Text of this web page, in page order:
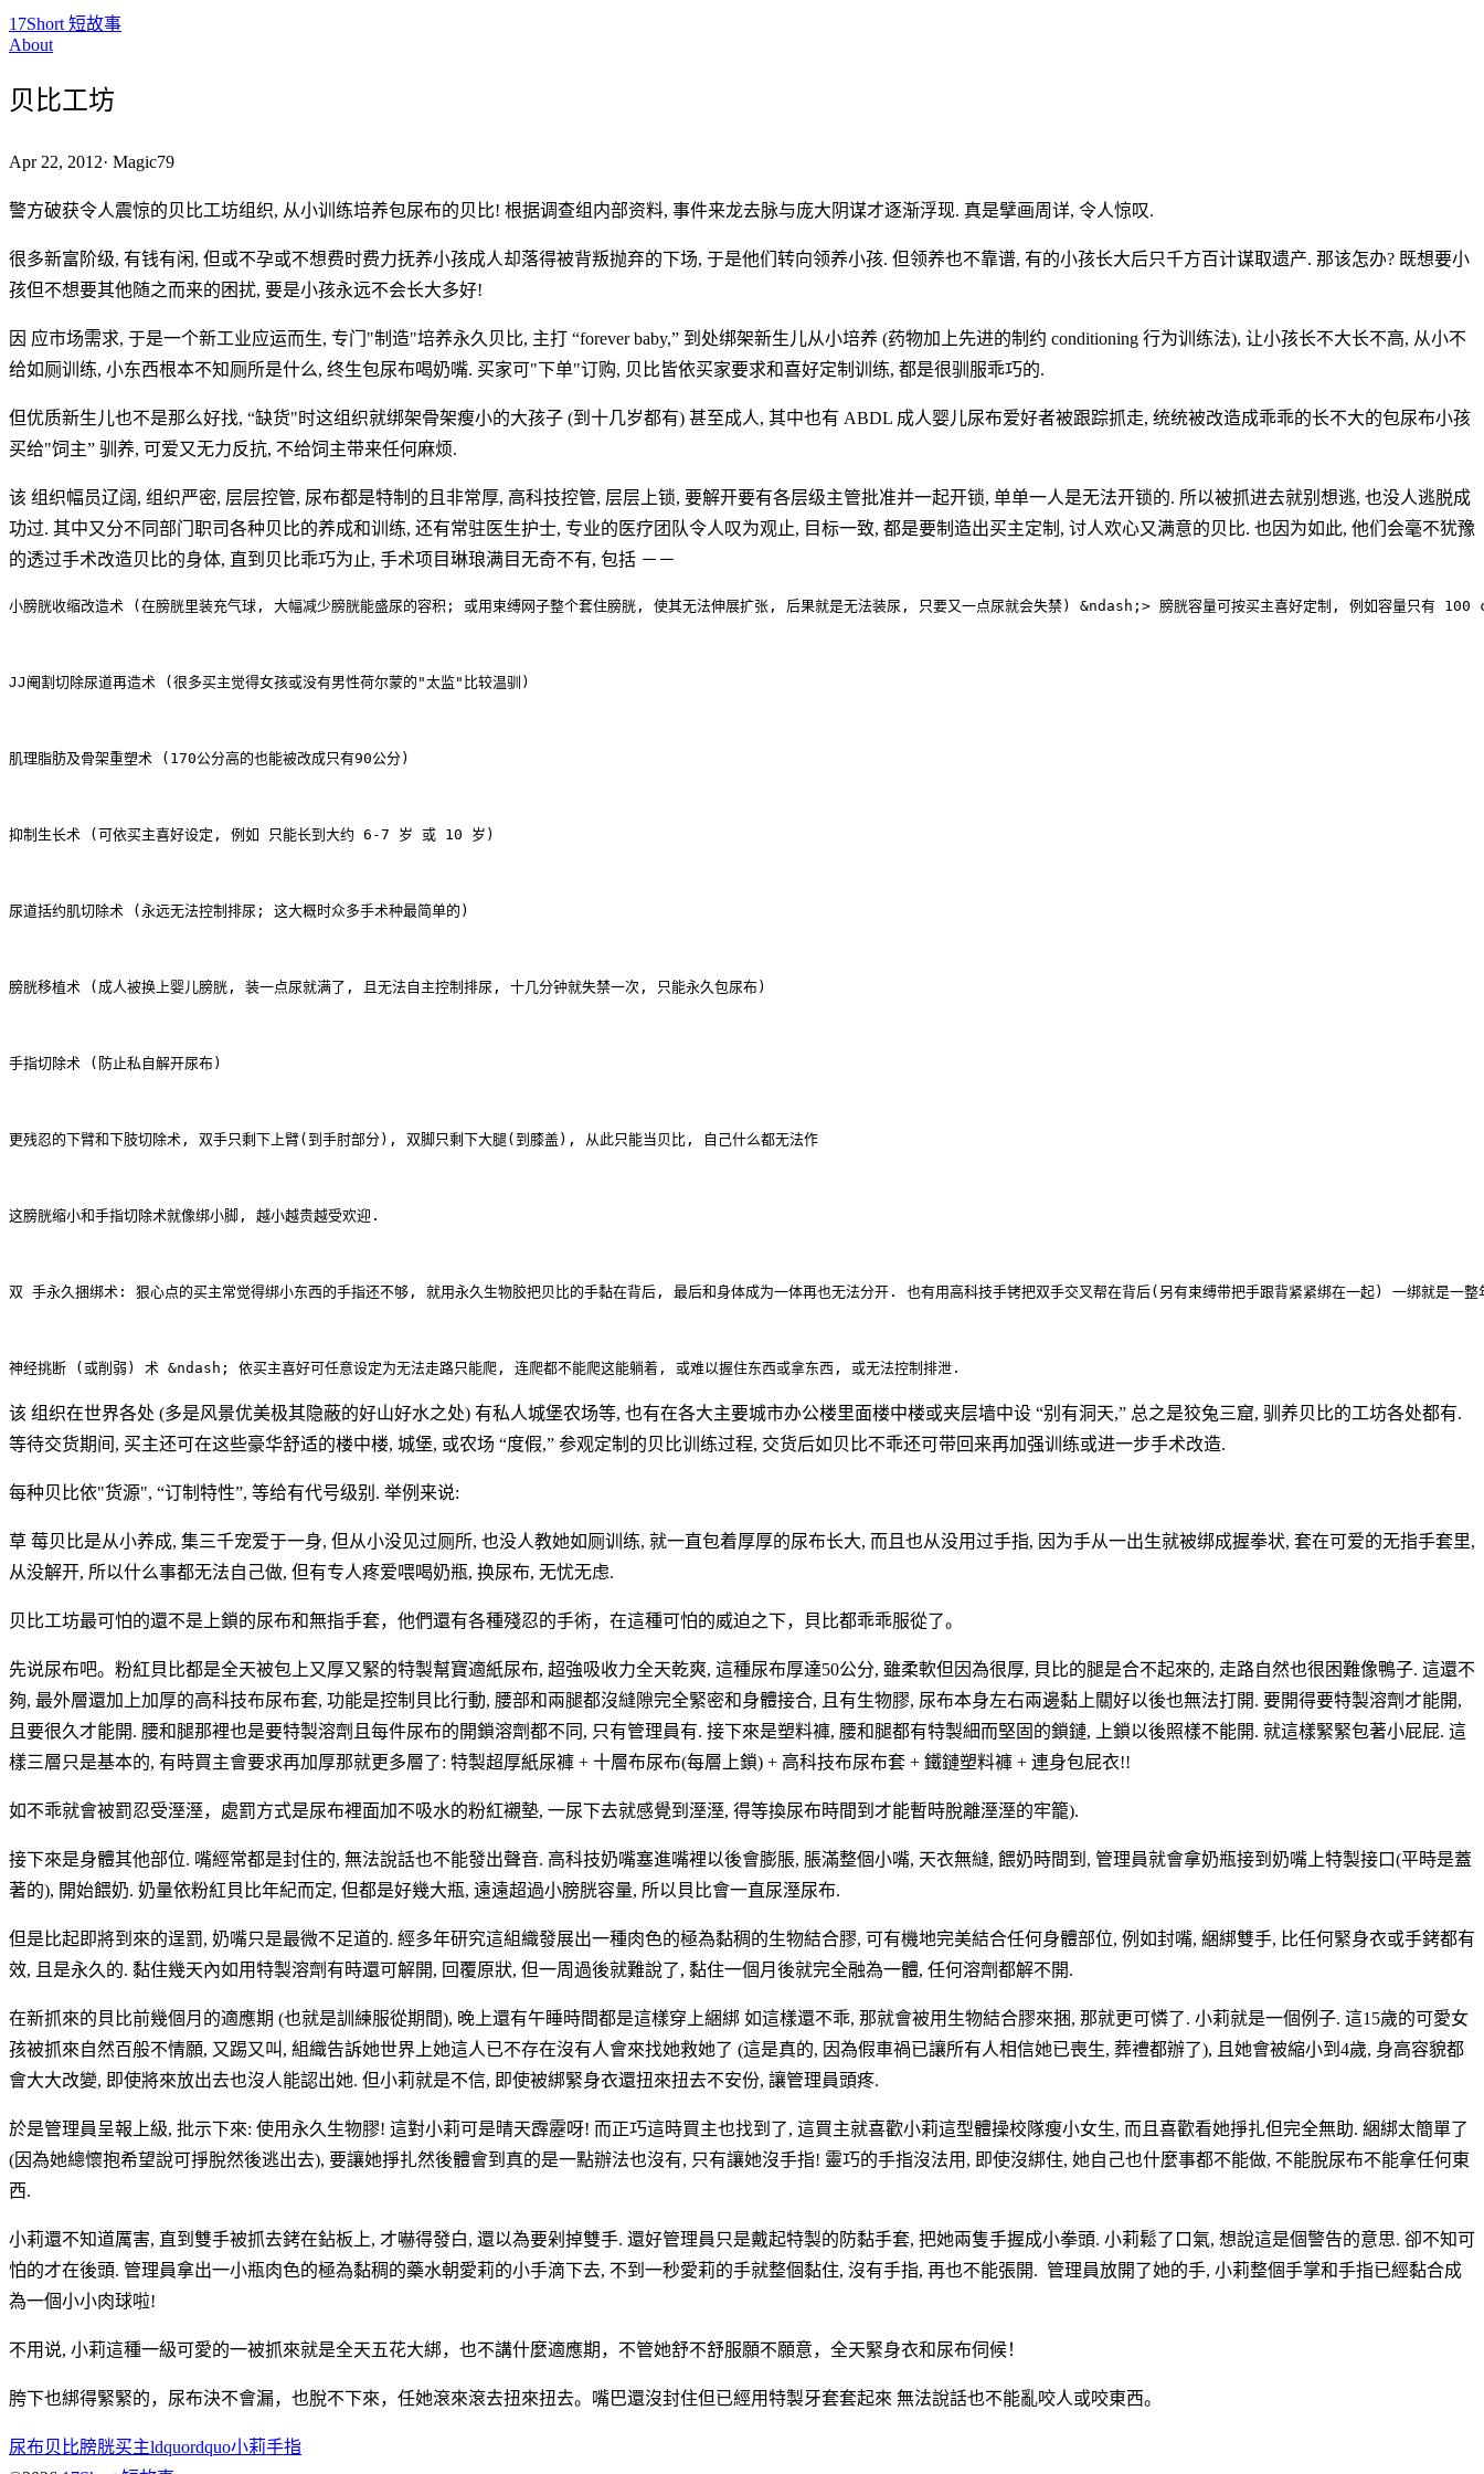
17Short 短故事
About
贝比工坊
Apr 22, 2012· Magic79
警方破获令人震惊的贝比工坊组织, 从小训练培养包尿布的贝比! 根据调查组内部资料, 事件来龙去脉与庞大阴谋才逐渐浮现. 真是擘画周详, 令人惊叹.
很多新富阶级, 有钱有闲, 但或不孕或不想费时费力抚养小孩成人却落得被背叛抛弃的下场, 于是他们转向领养小孩. 但领养也不靠谱, 有的小孩长大后只千方百计谋取遗产. 那该怎办? 既想要小
孩但不想要其他随之而来的困扰, 要是小孩永远不会长大多好!
因 应市场需求, 于是一个新工业应运而生, 专门"制造"培养永久贝比, 主打 “forever baby,” 到处绑架新生儿从小培养 (药物加上先进的制约 conditioning 行为训练法), 让小孩长不大长不高, 从小不
给如厕训练, 小东西根本不知厕所是什么, 终生包尿布喝奶嘴. 买家可"下单"订购, 贝比皆依买家要求和喜好定制训练, 都是很驯服乖巧的.
但优质新生儿也不是那么好找, “缺货"时这组织就绑架骨架瘦小的大孩子 (到十几岁都有) 甚至成人, 其中也有 ABDL 成人婴儿尿布爱好者被跟踪抓走, 统统被改造成乖乖的长不大的包尿布小孩
买给"饲主” 驯养, 可爱又无力反抗, 不给饲主带来任何麻烦.
该 组织幅员辽阔, 组织严密, 层层控管, 尿布都是特制的且非常厚, 高科技控管, 层层上锁, 要解开要有各层级主管批准并一起开锁, 单单一人是无法开锁的. 所以被抓进去就别想逃, 也没人逃脱成
功过. 其中又分不同部门职司各种贝比的养成和训练, 还有常驻医生护士, 专业的医疗团队令人叹为观止, 目标一致, 都是要制造出买主定制, 讨人欢心又满意的贝比. 也因为如此, 他们会毫不犹豫
的透过手术改造贝比的身体, 直到贝比乖巧为止, 手术项目琳琅满目无奇不有, 包括 －－
小膀胱收缩改造术 (在膀胱里装充气球, 大幅减少膀胱能盛尿的容积; 或用束缚网子整个套住膀胱, 使其无法伸展扩张, 后果就是无法装尿, 只要又一点尿就会失禁) &ndash;> 膀胱容量可按买主喜好定制, 例如容量只有
JJ阉割切除尿道再造术 (很多买主觉得女孩或没有男性荷尔蒙的 "太监" 比较温驯)
肌理脂肪及骨架重塑术 (170公分高的也能被改成只有90公分)
抑制生长术 (可依买主喜好设定, 例如 只能长到大约 6-7 岁 或 10 岁)
尿道括约肌切除术 (永远无法控制排尿; 这大概时众多手术种最简单的)
膀胱移植术 (成人被换上婴儿膀胱, 装一点尿就满了, 且无法自主控制排尿, 十几分钟就失禁一次, 只能永久包尿布)
手指切除术 (防止私自解开尿布)
更残忍的下臂和下肢切除术, 双手只剩下上臂(到手肘部分), 双脚只剩下大腿(到膝盖), 从此只能当贝比, 自己什么都无法作
这膀胱缩小和手指切除术就像绑小脚, 越小越贵越受欢迎.
双 手永久捆绑术: 狠心点的买主常觉得绑小东西的手指还不够, 就用永久生物胶把贝比的手黏在背后, 最后和身体成为一体再也无法分开. 也有用高科技手铐把双手交叉帮在背后(另有束缚带把手跟背紧紧绑在一起) 一绑就是
该 组织在世界各处 (多是风景优美极其隐蔽的好山好水之处) 有私人城堡农场等, 也有在各大主要城市办公楼里面楼中楼或夹层墙中设 “别有洞天,” 总之是狡兔三窟, 驯养贝比的工坊各处都有.
等待交货期间, 买主还可在这些豪华舒适的楼中楼, 城堡, 或农场 “度假,” 参观定制的贝比训练过程, 交货后如贝比不乖还可带回来再加强训练或进一步手术改造.
每种贝比依"货源", “订制特性”, 等给有代号级别. 举例来说:
草 莓贝比是从小养成, 集三千宠爱于一身, 但从小没见过厕所, 也没人教她如厕训练, 就一直包着厚厚的尿布长大, 而且也从没用过手指, 因为手从一出生就被绑成握拳状, 套在可爱的无指手套里,
从没解开, 所以什么事都无法自己做, 但有专人疼爱喂喝奶瓶, 换尿布, 无忧无虑.
贝比工坊最可怕的還不是上鎖的尿布和無指手套，他們還有各種殘忍的手術，在這種可怕的威迫之下，貝比都乖乖服從了。
先说尿布吧。粉紅貝比都是全天被包上又厚又緊的特製幫寶適紙尿布, 超強吸收力全天乾爽, 這種尿布厚達50公分, 雖柔軟但因為很厚, 貝比的腿是合不起來的, 走路自然也很困難像鴨子. 這還不
夠, 最外層還加上加厚的高科技布尿布套, 功能是控制貝比行動, 腰部和兩腿都沒縫隙完全緊密和身體接合, 且有生物膠, 尿布本身左右兩邊黏上關好以後也無法打開. 要開得要特製溶劑才能開,
且要很久才能開. 腰和腿那裡也是要特製溶劑且每件尿布的開鎖溶劑都不同, 只有管理員有. 接下來是塑料褲, 腰和腿都有特製細而堅固的鎖鏈, 上鎖以後照樣不能開. 就這樣緊緊包著小屁屁. 這
樣三層只是基本的, 有時買主會要求再加厚那就更多層了: 特製超厚紙尿褲 + 十層布尿布(每層上鎖) + 高科技布尿布套 + 鐵鏈塑料褲 + 連身包屁衣!!
如不乖就會被罰忍受溼溼，處罰方式是尿布裡面加不吸水的粉紅襯墊, 一尿下去就感覺到溼溼, 得等換尿布時間到才能暫時脫離溼溼的牢籠).
接下來是身體其他部位. 嘴經常都是封住的, 無法說話也不能發出聲音. 高科技奶嘴塞進嘴裡以後會膨脹, 脹滿整個小嘴, 天衣無縫, 餵奶時間到, 管理員就會拿奶瓶接到奶嘴上特製接口(平時是蓋
著的), 開始餵奶. 奶量依粉紅貝比年紀而定, 但都是好幾大瓶, 遠遠超過小膀胱容量, 所以貝比會一直尿溼尿布.
但是比起即將到來的逞罰, 奶嘴只是最微不足道的. 經多年研究這組織發展出一種肉色的極為黏稠的生物結合膠, 可有機地完美結合任何身體部位, 例如封嘴, 綑綁雙手, 比任何緊身衣或手銬都有
效, 且是永久的. 黏住幾天內如用特製溶劑有時還可解開, 回覆原狀, 但一周過後就難說了, 黏住一個月後就完全融為一體, 任何溶劑都解不開.
在新抓來的貝比前幾個月的適應期 (也就是訓練服從期間), 晚上還有午睡時間都是這樣穿上綑綁 如這樣還不乖, 那就會被用生物結合膠來捆, 那就更可憐了. 小莉就是一個例子. 這15歲的可愛女
孩被抓來自然百般不情願, 又踢又叫, 組織告訴她世界上她這人已不存在沒有人會來找她救她了 (這是真的, 因為假車禍已讓所有人相信她已喪生, 葬禮都辦了), 且她會被縮小到4歲, 身高容貌都
會大大改變, 即使將來放出去也沒人能認出她. 但小莉就是不信, 即使被綁緊身衣還扭來扭去不安份, 讓管理員頭疼.
於是管理員呈報上級, 批示下來: 使用永久生物膠! 這對小莉可是晴天霹靂呀! 而正巧這時買主也找到了, 這買主就喜歡小莉這型體操校隊瘦小女生, 而且喜歡看她掙扎但完全無助. 綑綁太簡單了
(因為她總懷抱希望說可掙脫然後逃出去), 要讓她掙扎然後體會到真的是一點辦法也沒有, 只有讓她沒手指! 靈巧的手指沒法用, 即使沒綁住, 她自己也什麼事都不能做, 不能脫尿布不能拿任何東
西.
小莉還不知道厲害, 直到雙手被抓去銬在鉆板上, 才嚇得發白, 還以為要剁掉雙手. 還好管理員只是戴起特製的防黏手套, 把她兩隻手握成小拳頭. 小莉鬆了口氣, 想說這是個警告的意思. 卻不知可
怕的才在後頭. 管理員拿出一小瓶肉色的極為黏稠的藥水朝愛莉的小手滴下去, 不到一秒愛莉的手就整個黏住, 沒有手指, 再也不能張開. 管理員放開了她的手, 小莉整個手掌和手指已經黏合成
為一個小小肉球啦!
不用说, 小莉這種一級可愛的一被抓來就是全天五花大綁，也不講什麼適應期，不管她舒不舒服願不願意，全天緊身衣和尿布伺候！
胯下也綁得緊緊的，尿布決不會漏，也脫不下來，任她滾來滾去扭來扭去。嘴巴還沒封住但已經用特製牙套套起來 無法說話也不能亂咬人或咬東西。
尿布贝比膀胱买主ldquordquo小莉手指